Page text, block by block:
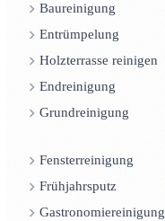
Baureinigung
Entrümpelung
Holzterrasse reinigen
Endreinigung
Grundreinigung
Fensterreinigung
Frühjahrsputz
Gastronomiereinigung